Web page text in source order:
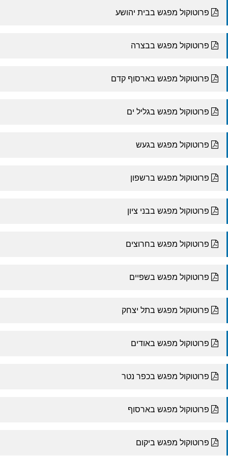
פרוטוקול מפגש בבית יהושע
פרוטוקול מפגש בבצרה
פרוטוקול מפגש בארסוף קדם
פרוטוקול מפגש בגליל ים
פרוטוקול מפגש בגעש
פרוטוקול מפגש ברשפון
פרוטוקול מפגש בבני ציון
פרוטוקול מפגש בחרוצים
פרוטוקול מפגש בשפיים
פרוטוקול מפגש בתל יצחק
פרוטוקול מפגש באודים
פרוטוקול מפגש בכפר נטר
פרוטוקול מפגש בארסוף
פרוטוקול מפגש ביקום